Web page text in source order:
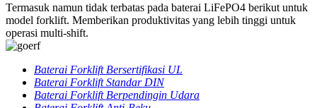
Termasuk namun tidak terbatas pada baterai LiFePO4 berikut untuk
model forklift. Memberikan produktivitas yang lebih tinggi untuk
operasi multi-shift.
Baterai Forklift Bersertifikasi UL
Baterai Forklift Standar DIN
Baterai Forklift Berpendingin Udara